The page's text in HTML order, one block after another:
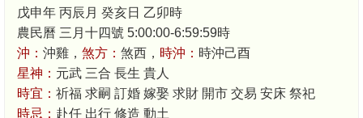
戊申年 丙辰月 癸亥日 乙卯時
農民曆 三月十四號 5:00:00-6:59:59時
沖： 沖雞， 煞方： 煞西， 時沖： 時沖己酉
星神： 元武 三合 長生 貴人
時宜： 祈福 求嗣 訂婚 嫁娶 求財 開市 交易 安床 祭祀
時忌： 赴任 出行 修造 動土